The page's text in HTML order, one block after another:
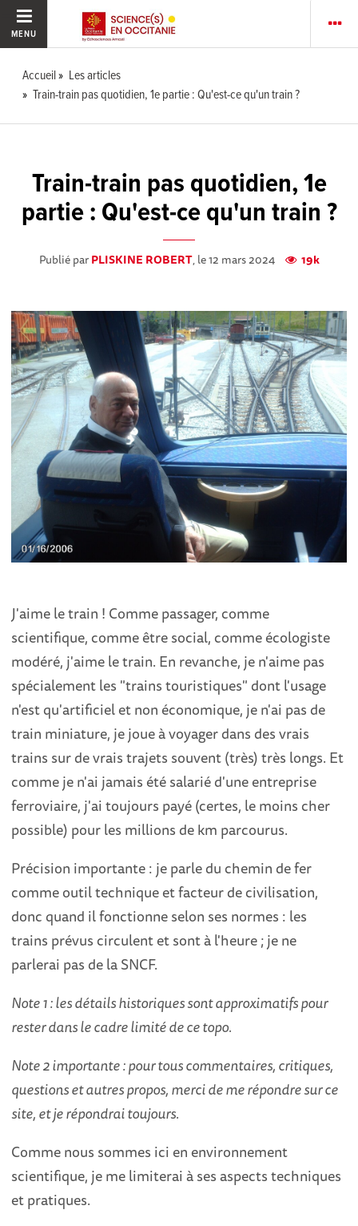
MENU
Accueil
Les articles
Train-train pas quotidien, 1e partie : Qu'est-ce qu'un train ?
Train-train pas quotidien, 1e
partie : Qu'est-ce qu'un train ?
Publié parPLISKINE ROBERT, le 12 mars 2024 19k
J'aime le train ! Comme passager, comme
scientifique, comme être social, comme écologiste
modéré, j'aime le train. En revanche, je n'aime pas
spécialement les "trains touristiques" dont l'usage
n'est qu'artificiel et non économique, je n'ai pas de
train miniature, je joue à voyager dans des vrais
trains sur de vrais trajets souvent (très) très longs. Et
comme je n'ai jamais été salarié d'une entreprise
ferroviaire, j'ai toujours payé (certes, le moins cher
possible) pour les millions de km parcourus.
Précision importante : je parle du chemin de fer
comme outil technique et facteur de civilisation,
donc quand il fonctionne selon ses normes : les
trains prévus circulent et sont à l'heure ; je ne
parlerai pas de la SNCF.
Note 1 : les détails historiques sont approximatifs pour
rester dans le cadre limité de ce topo.
Note 2 importante : pour tous commentaires, critiques,
questions et autres propos, merci de me répondre sur ce
site, et je répondrai toujours.
Comme nous sommes ici en environnement
scientifique, je me limiterai à ses aspects techniques
et pratiques.